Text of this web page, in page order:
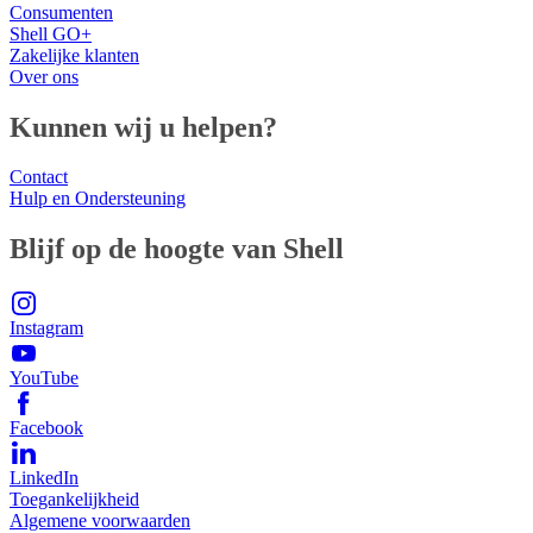
Consumenten
Shell GO+
Zakelijke klanten
Over ons
Kunnen wij u helpen?
Contact
Hulp en Ondersteuning
Blijf op de hoogte van Shell
Instagram
YouTube
Facebook
LinkedIn
Toegankelijkheid
Algemene voorwaarden